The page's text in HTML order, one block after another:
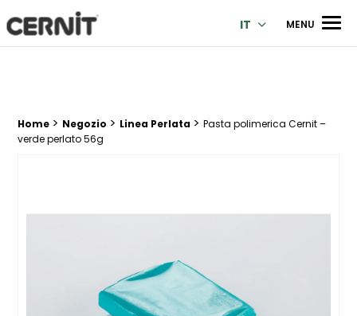
Cernit Une qualité haut de gamme pour des créations
IT MENU
Breadcrumb trail:
Home > Negozio > Linea Perlata > Pasta polimerica Cernit –
verde perlato 56g